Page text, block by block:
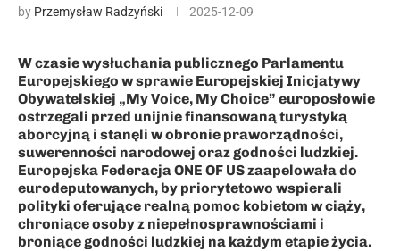
by Przemysław Radzyński 2025-12-09
W czasie wysłuchania publicznego Parlamentu
Europejskiego w sprawie Europejskiej Inicjatywy
Obywatelskiej „My Voice, My Choice” europosłowie
ostrzegali przed unijnie finansowaną turystyką
aborcyjną i stanęli w obronie praworządności,
suwerenności narodowej oraz godności ludzkiej.
Europejska Federacja ONE OF US zaapelowała do
eurodeputowanych, by priorytetowo wspierali
polityki oferujące realną pomoc kobietom w ciąży,
chroniące osoby z niepełnosprawnościami i
broniące godności ludzkiej na każdym etapie życia.